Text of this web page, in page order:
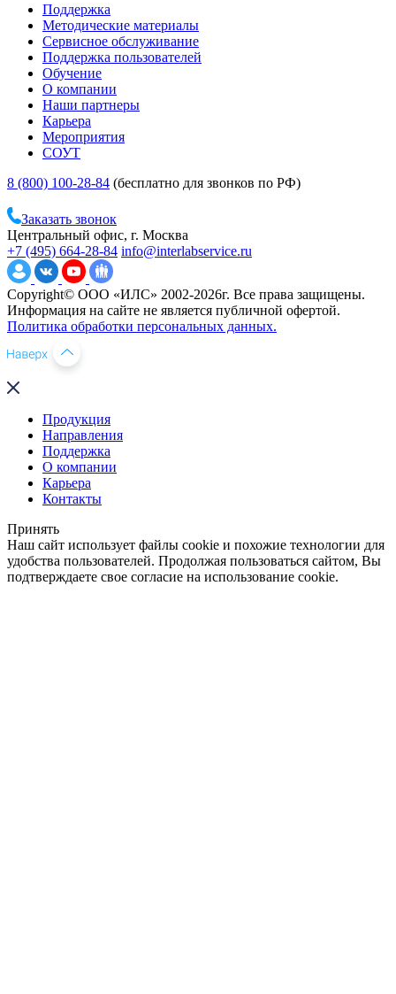
Поддержка
Методические материалы
Сервисное обслуживание
Поддержка пользователей
Обучение
О компании
Наши партнеры
Карьера
Мероприятия
СОУТ
8 (800) 100-28-84 (бесплатно для звонков по РФ)
Заказать звонок
Центральный офис, г. Москва
+7 (495) 664-28-84 info@interlabservice.ru
Copyright© ООО «ИЛС» 2002-2026г. Все права защищены.
Информация на сайте не является публичной офертой.
Политика обработки персональных данных.
Продукция
Направления
Поддержка
О компании
Карьера
Контакты
Принять
Наш сайт использует файлы cookie и похожие технологии для
удобства пользователей. Продолжая пользоваться сайтом, Вы
подтверждаете свое согласие на использование cookie.